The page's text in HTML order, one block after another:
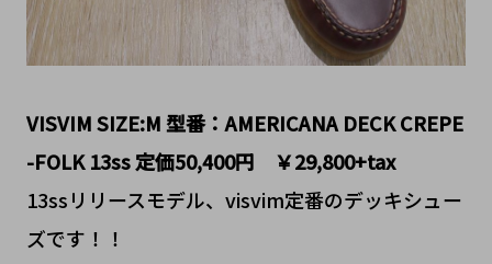
VISVIM SIZE:M 型番：AMERICANA DECK CREPE
-FOLK 13ss 定価50,400円 ￥29,800+tax
13ssリリースモデル、visvim定番のデッキシュー
ズです！！